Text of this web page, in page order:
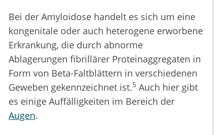
Bei der Amyloidose handelt es sich um eine
kongenitale oder auch heterogene erworbene
Erkrankung, die durch abnorme
Ablagerungen fibrillärer Proteinaggregaten in
Form von Beta-Faltblättern in verschiedenen
Geweben gekennzeichnet ist.5 Auch hier gibt
es einige Auffälligkeiten im Bereich der
Augen.